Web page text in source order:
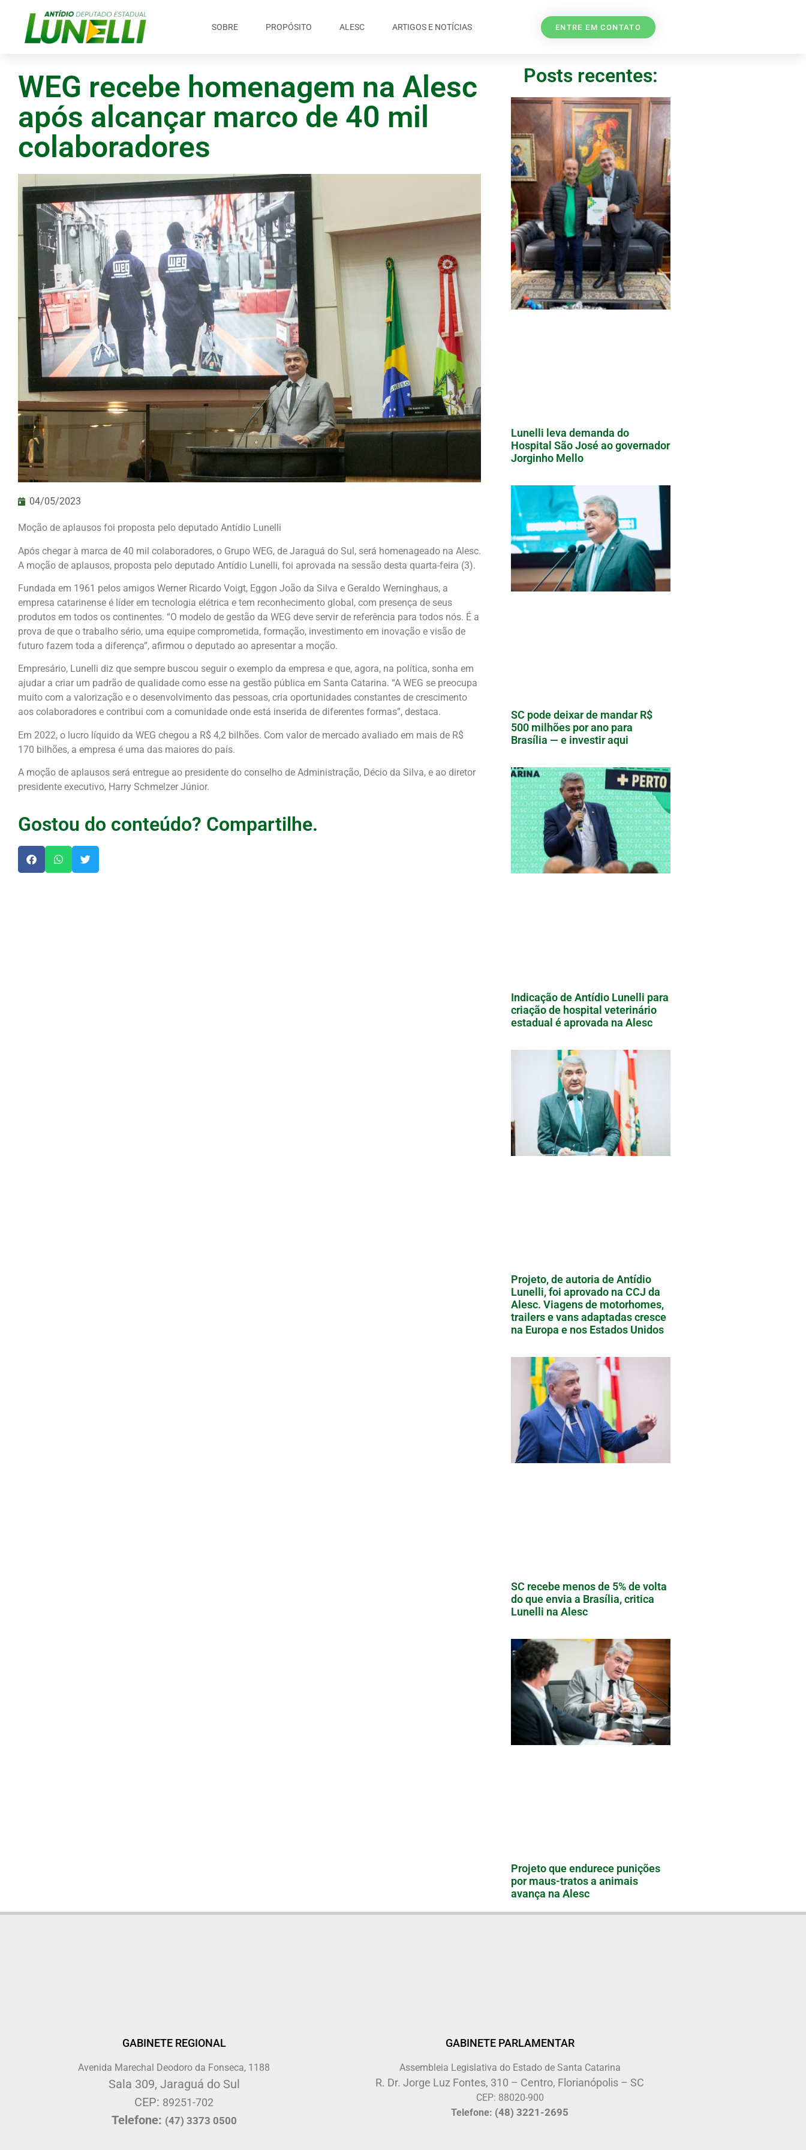
SOBRE PROPÓSITO ALESC ARTIGOS E NOTÍCIAS ENTRE EM CONTATO
WEG recebe homenagem na Alesc
após alcançar marco de 40 mil
colaboradores
04/05/2023
Moção de aplausos foi proposta pelo deputado Antídio Lunelli
Após chegar à marca de 40 mil colaboradores, o Grupo WEG, de Jaraguá do Sul, será homenageado na Alesc.
A moção de aplausos, proposta pelo deputado Antídio Lunelli, foi aprovada na sessão desta quarta-feira (3).
Fundada em 1961 pelos amigos Werner Ricardo Voigt, Eggon João da Silva e Geraldo Werninghaus, a
empresa catarinense é líder em tecnologia elétrica e tem reconhecimento global, com presença de seus
produtos em todos os continentes. “O modelo de gestão da WEG deve servir de referência para todos nós. É a
prova de que o trabalho sério, uma equipe comprometida, formação, investimento em inovação e visão de
futuro fazem toda a diferença”, afirmou o deputado ao apresentar a moção.
Empresário, Lunelli diz que sempre buscou seguir o exemplo da empresa e que, agora, na política, sonha em
ajudar a criar um padrão de qualidade como esse na gestão pública em Santa Catarina. “A WEG se preocupa
muito com a valorização e o desenvolvimento das pessoas, cria oportunidades constantes de crescimento
aos colaboradores e contribui com a comunidade onde está inserida de diferentes formas”, destaca.
Em 2022, o lucro líquido da WEG chegou a R$ 4,2 bilhões. Com valor de mercado avaliado em mais de R$
170 bilhões, a empresa é uma das maiores do país.
A moção de aplausos será entregue ao presidente do conselho de Administração, Décio da Silva, e ao diretor
presidente executivo, Harry Schmelzer Júnior.
Gostou do conteúdo? Compartilhe.
Posts recentes:
Lunelli leva demanda do
Hospital São José ao governador
Jorginho Mello
SC pode deixar de mandar R$
500 milhões por ano para
Brasília — e investir aqui
Indicação de Antídio Lunelli para
criação de hospital veterinário
estadual é aprovada na Alesc
Projeto, de autoria de Antídio
Lunelli, foi aprovado na CCJ da
Alesc. Viagens de motorhomes,
trailers e vans adaptadas cresce
na Europa e nos Estados Unidos
SC recebe menos de 5% de volta
do que envia a Brasília, critica
Lunelli na Alesc
Projeto que endurece punições
por maus-tratos a animais
avança na Alesc
GABINETE REGIONAL
Avenida Marechal Deodoro da Fonseca, 1188
Sala 309, Jaraguá do Sul
CEP: 89251-702
Telefone: (47) 3373 0500
GABINETE PARLAMENTAR
Assembleia Legislativa do Estado de Santa Catarina
R. Dr. Jorge Luz Fontes, 310 – Centro, Florianópolis – SC
CEP: 88020-900
Telefone: (48) 3221-2695